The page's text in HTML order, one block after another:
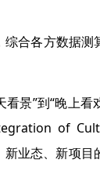
合各方数据
看景”到“晚上
of
业态、新项